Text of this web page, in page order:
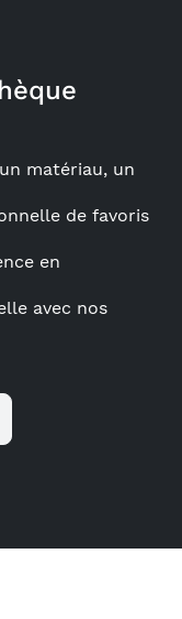
matériau, un
de favoris
en
avec nos